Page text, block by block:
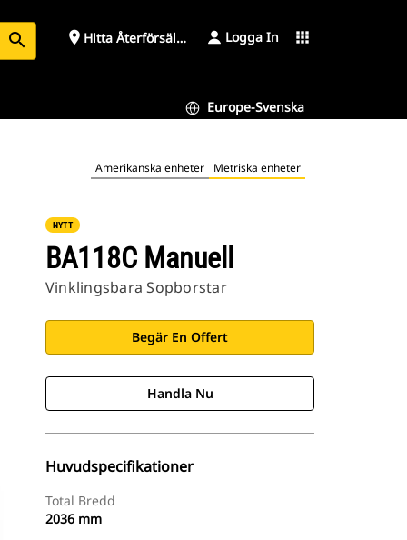
search place Hitta Återförsäljare Logga In apps
Europe-Svenska
Amerikanska enheter Metriska enheter
NYTT
BA118C Manuell
Vinklingsbara Sopborstar
Begär En Offert
Handla Nu
Huvudspecifikationer
Total Bredd
2036 mm